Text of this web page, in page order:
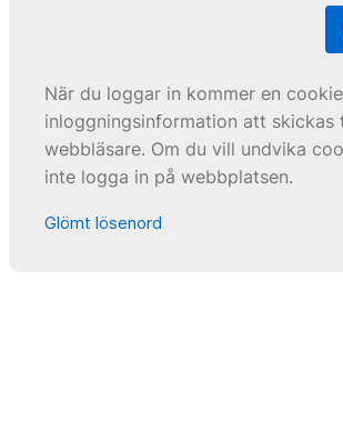
När du loggar in kommer en
inloggningsinformation att skickas
webbläsare. Om du vill undvika
inte logga in på webbplatsen.
Glömt lösenord